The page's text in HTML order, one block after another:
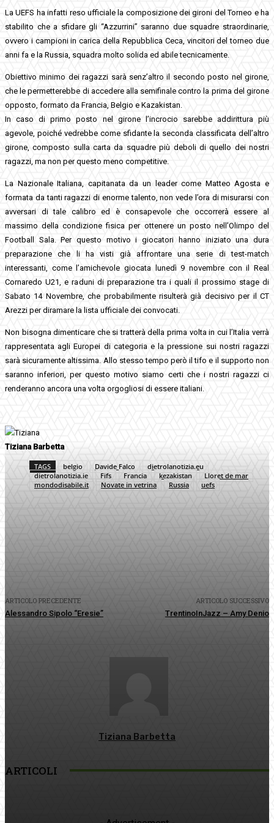
La UEFS ha infatti reso ufficiale la composizione dei gironi del Torneo e ha
stabilito che a sfidare gli “Azzurrini” saranno due squadre straordinarie,
ovvero i campioni in carica della Repubblica Ceca, vincitori del torneo due
anni fa e la Russia, squadra molto solida ed abile tecnicamente.
Obiettivo minimo dei ragazzi sarà senz’altro il secondo posto nel girone,
che le permetterebbe di accedere alla semifinale contro la prima del girone
opposto, formato da Francia, Belgio e Kazakistan.
In caso di primo posto nel girone l’incrocio sarebbe addirittura più
agevole, poiché vedrebbe come sfidante la seconda classificata dell’altro
girone, composto sulla carta da squadre più deboli di quello dei nostri
ragazzi, ma non per questo meno competitive.
La Nazionale Italiana, capitanata da un leader come Matteo Agosta e
formata da tanti ragazzi di enorme talento, non vede l’ora di misurarsi con
avversari di tale calibro ed è consapevole che occorrerà essere al
massimo della condizione fisica per ottenere un posto nell’Olimpo del
Football Sala. Per questo motivo i giocatori hanno iniziato una dura
preparazione che li ha visti già affrontare una serie di test-match
interessanti, come l’amichevole giocata lunedì 9 novembre con il Real
Cornaredo U21, e raduni di preparazione tra i quali il prossimo stage di
Sabato 14 Novembre, che probabilmente risulterà già decisivo per il CT
Arezzi per diramare la lista ufficiale dei convocati.
Non bisogna dimenticare che si tratterà della prima volta in cui l’Italia verrà
rappresentata agli Europei di categoria e la pressione sui nostri ragazzi
sarà sicuramente altissima. Allo stesso tempo però il tifo e il supporto non
saranno inferiori, per questo motivo siamo certi che i nostri ragazzi ci
renderanno ancora una volta orgogliosi di essere italiani.
Tiziana Barbetta
TAGS belgio Davide Falco
dietrolanotizia.eu
dietrolanotizia.ie
Fifs Francia kezakistan
Lloret de mar
mondodisabile.it
Novate in vetrina Russia uefs
ARTICOLO PRECEDENTE
Alessandro Sipolo “Eresie”
ARTICOLO SUCCESSIVO
TrentinoInJazz – Amy Denio
Tiziana Barbetta
ARTICOLI